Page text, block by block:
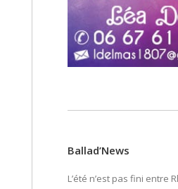
Ballad’News
L’été n’est pas fini entre